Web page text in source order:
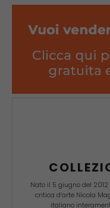
Nato il 5 giugno del
critica d’arte Nicola
italiano